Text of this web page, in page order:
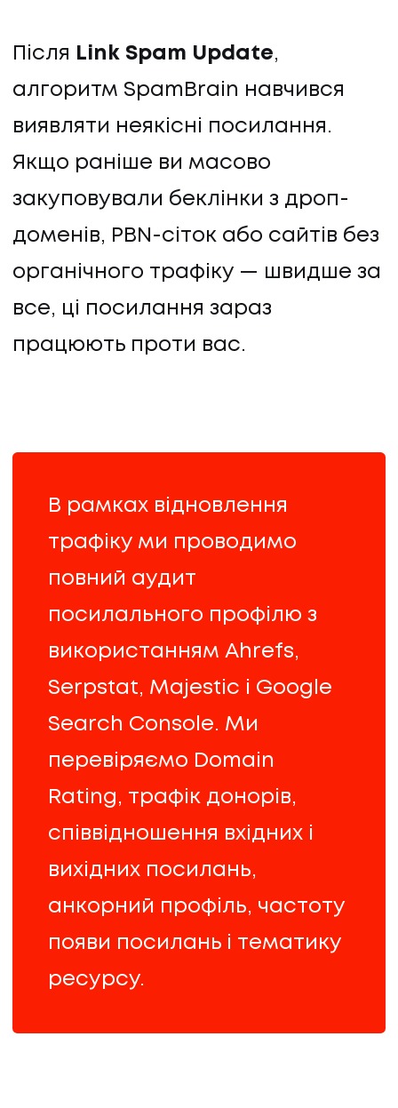
Після Link Spam Update,
алгоритм SpamBrain навчився
виявляти неякісні посилання.
Якщо раніше ви масово
закуповували беклінки з дроп-
доменів, PBN-сіток або сайтів без
органічного трафіку — швидше за
все, ці посилання зараз
працюють проти вас.
В рамках відновлення
трафіку ми проводимо
повний аудит
посилального профілю з
використанням Ahrefs,
Serpstat, Majestic і Google
Search Console. Ми
перевіряємо Domain
Rating, трафік донорів,
співвідношення вхідних і
вихідних посилань,
анкорний профіль, частоту
появи посилань і тематику
ресурсу.